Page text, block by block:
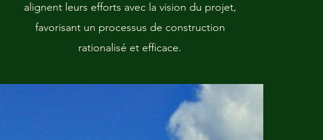
alignent leurs efforts avec la vision du projet,
favorisant un processus de construction
rationalisé et efficace.